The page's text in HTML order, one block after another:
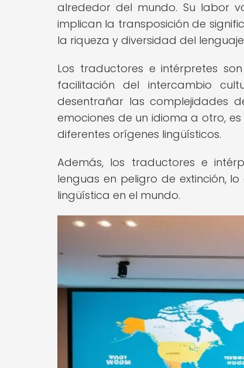
alrededor del mundo. Su labor
implican la transposición de
la riqueza y diversidad del
Los traductores e intérpretes
facilitación del intercambio
desentrañar las complejidades
emociones de un idioma a otro,
diferentes orígenes lingüísticos.
Además, los traductores e
lenguas en peligro de extinción,
lingüística en el mundo.